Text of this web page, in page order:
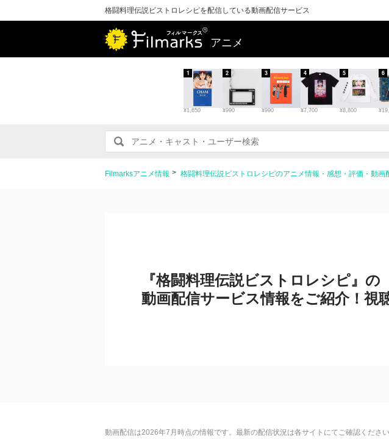
格闘料理伝説ビストロレシピを配信している動画配信サービス
アニメ
¥1,650
1
¥990
2
¥990
3
¥7,700
4
¥8,800
5 6
Filmarksアニメ情報 格闘料理伝説ビストロレシピのアニメ情報・感想・評価・動画
『格闘料理伝説ビストロレシピ』の
動画配信サービス情報をご紹介！視
動画配信は2026年7月時点の情報です。最新の配信状況は各サイトにてご確認ください